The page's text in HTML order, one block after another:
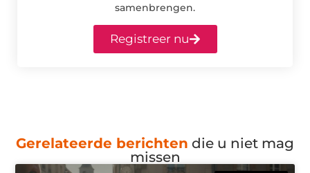
samenbrengen.
Registreer nu
Gerelateerde berichten die u niet mag
missen